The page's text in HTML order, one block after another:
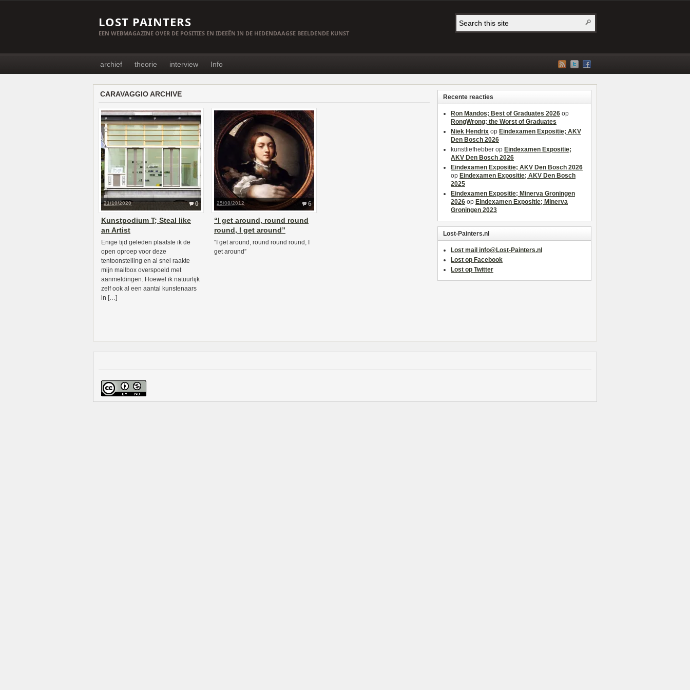
LOST PAINTERS
EEN WEBMAGAZINE OVER DE POSITIES EN IDEEËN IN DE HEDENDAAGSE BEELDENDE KUNST
archief theorie interview Info
CARAVAGGIO ARCHIVE
0
21/10/2020
Kunstpodium T; Steal like
an Artist
Enige tijd geleden plaatste ik de
open oproep voor deze
tentoonstelling en al snel raakte
mijn mailbox overspoeld met
aanmeldingen. Hoewel ik natuurlijk
zelf ook al een aantal kunstenaars
in […]
6
25/08/2012
“I get around, round round
round, I get around”
“I get around, round round round, I
get around”
Recente reacties
Ron Mandos; Best of Graduates 2026 op
RongWrong; the Worst of Graduates
Niek Hendrix op Eindexamen Expositie; AKV
Den Bosch 2026
kunstliefhebber op Eindexamen Expositie;
AKV Den Bosch 2026
Eindexamen Expositie; AKV Den Bosch 2026
op Eindexamen Expositie; AKV Den Bosch
2025
Eindexamen Expositie; Minerva Groningen
2026 op Eindexamen Expositie; Minerva
Groningen 2023
Lost-Painters.nl
Lost mail info@Lost-Painters.nl
Lost op Facebook
Lost op Twitter